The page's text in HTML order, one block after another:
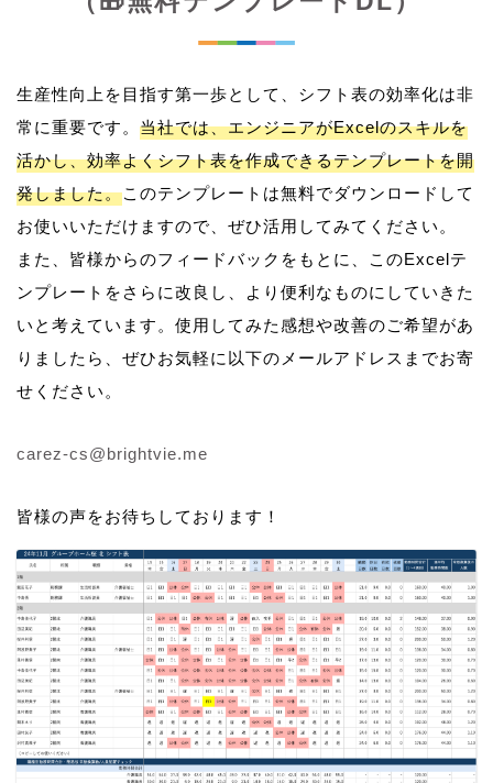
生産性向上を目指す第一歩として、シフト表の効率化は非
常に重要です。 当社では、エンジニアがExcelのスキルを
活かし、効率よくシフト表を作成できるテンプレートを開
発しました。このテンプレートは無料でダウンロードして
お使いいただけますので、ぜひ活用してみてください。
また、皆様からのフィードバックをもとに、このExcelテ
ンプレートをさらに改良し、より便利なものにしていきた
いと考えています。使用してみた感想や改善のご希望があ
りましたら、ぜひお気軽に以下のメールアドレスまでお寄
せください。
carez-cs@brightvie.me
皆様の声をお待ちしております！